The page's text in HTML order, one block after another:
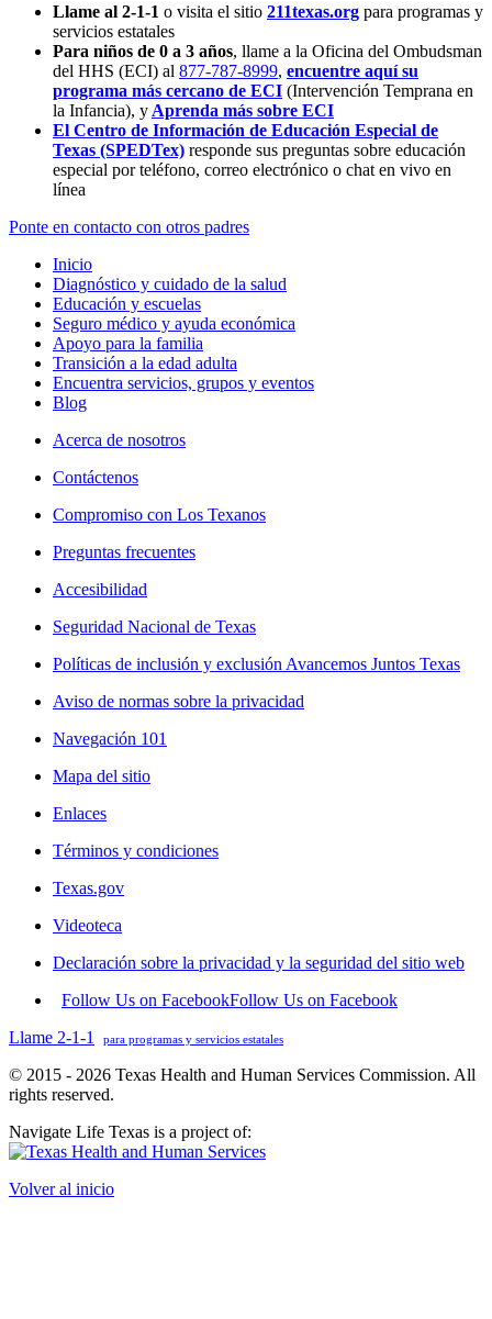
Llame al 2-1-1 o visita el sitio 211texas.org para programas y
servicios estatales
Para niños de 0 a 3 años, llame a la Oficina del Ombudsman
del HHS (ECI) al 877-787-8999, encuentre aquí su
programa más cercano de ECI (Intervención Temprana en
la Infancia), y Aprenda más sobre ECI
El Centro de Información de Educación Especial de
Texas (SPEDTex) responde sus preguntas sobre educación
especial por teléfono, correo electrónico o chat en vivo en
línea
Ponte en contacto con otros padres
Inicio
Diagnóstico y cuidado de la salud
Educación y escuelas
Seguro médico y ayuda económica
Apoyo para la familia
Transición a la edad adulta
Encuentra servicios, grupos y eventos
Blog
Acerca de nosotros
Contáctenos
Compromiso con Los Texanos
Preguntas frecuentes
Accesibilidad
Seguridad Nacional de Texas
Políticas de inclusión y exclusión Avancemos Juntos Texas
Aviso de normas sobre la privacidad
Navegación 101
Mapa del sitio
Enlaces
Términos y condiciones
Texas.gov
Videoteca
Declaración sobre la privacidad y la seguridad del sitio web
Follow Us on FacebookFollow Us on Facebook
Llame 2-1-1
para programas y servicios estatales
© 2015 - 2026 Texas Health and Human Services Commission. All
rights reserved.
Navigate Life Texas is a project of:
Volver al inicio